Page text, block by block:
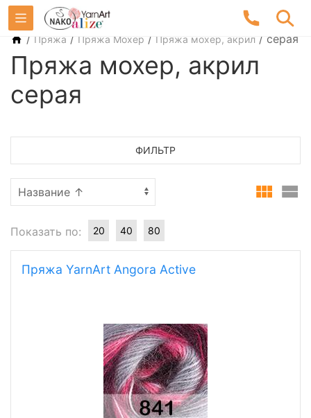
/ Пряжа / Пряжа Мохер / Пряжа мохер, акрил / серая
Пряжа мохер, акрил
серая
ФИЛЬТР
Показать по: 20 40 80
Пряжа YarnArt Angora Active